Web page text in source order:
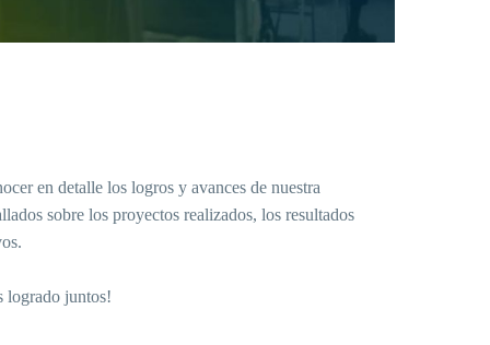
en detalle los logros y avances de nuestra
sobre los proyectos realizados, los resultados
logrado juntos!